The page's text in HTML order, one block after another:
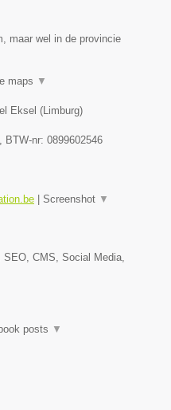
maar wel in de provincie
maps ▼
Eksel (Limburg)
, BTW-nr: 0899602546
| Screenshot ▼
CMS, Social Media,
posts ▼